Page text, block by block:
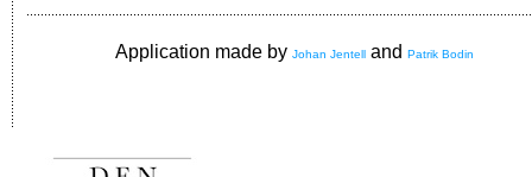
Application made by Johan Jentell and Patrik Bodin